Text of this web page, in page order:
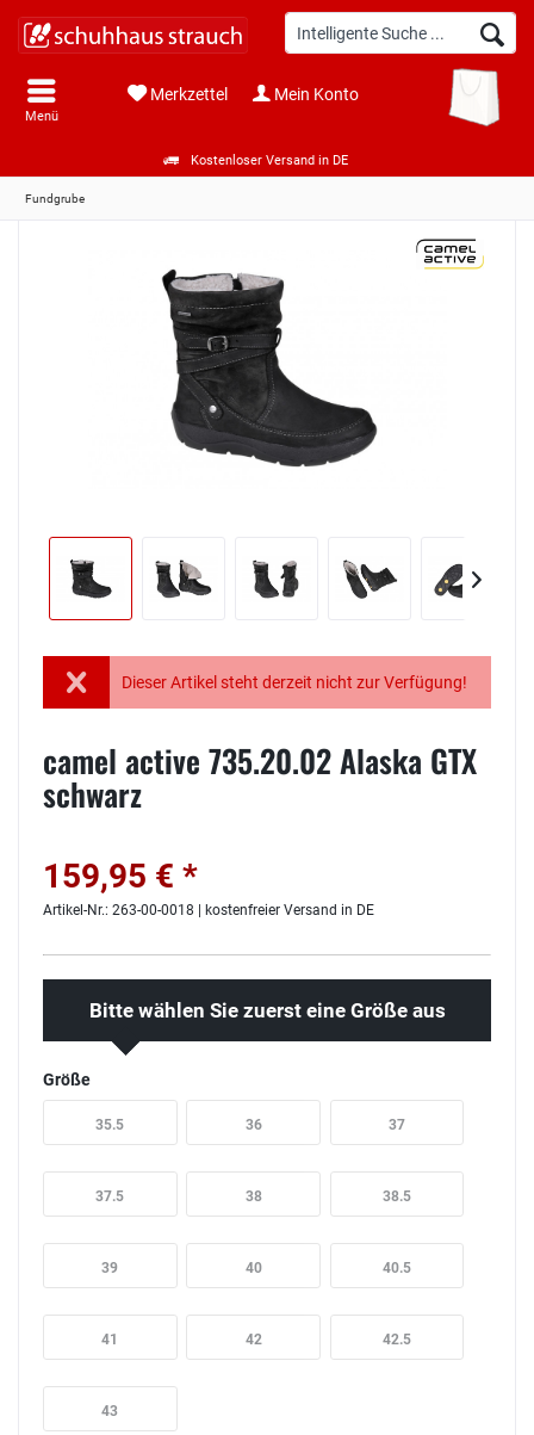
Kostenloser Versand in DE
Menü
Merkzettel Mein Konto
Fundgrube
Dieser Artikel steht derzeit nicht zur Verfügung!
camel active 735.20.02 Alaska GTX
schwarz
159,95 € *
Artikel-Nr.: 263-00-0018 | kostenfreier Versand in DE
Bitte wählen Sie zuerst eine Größe aus
Größe
35.5 36 37
37.5 38 38.5
39 40 40.5
41 42 42.5
43